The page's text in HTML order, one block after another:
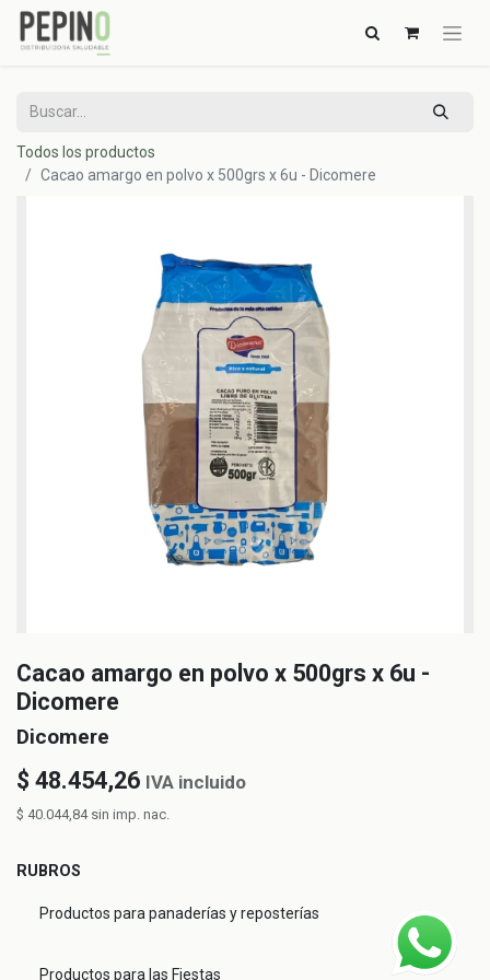
Todos los productos
Cacao amargo en polvo x 500grs x 6u - Dicomere
Cacao amargo en polvo x 500grs x 6u -
Dicomere
Dicomere
$ 48.454,26 IVA incluido
$ 40.044,84 sin imp. nac.
RUBROS
Productos para panaderías y reposterías
Productos para las Fiestas